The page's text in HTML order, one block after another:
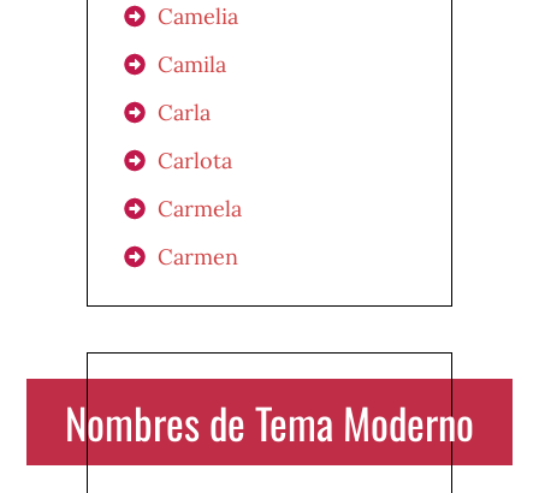
Camelia
Camila
Carla
Carlota
Carmela
Carmen
Nombres de Tema Moderno